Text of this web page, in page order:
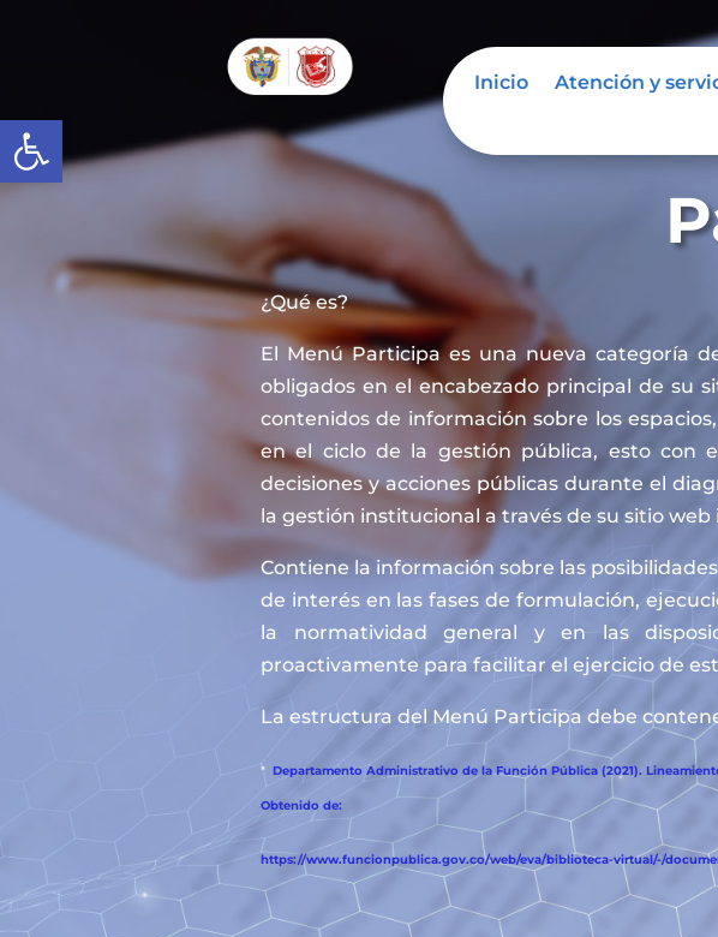
Abrir barra de herramientas
Inicio Atención y
¿Qué es?
El Menú Participa es una nueva categoría
obligados en el encabezado principal de su
contenidos de información sobre los
en el ciclo de la gestión pública, esto con
decisiones y acciones públicas durante el
la gestión institucional a través de su sitio
Contiene la información sobre las
de interés en las fases de formulación,
la normatividad general y en las
proactivamente para facilitar el ejercicio de
La estructura del Menú Participa debe
* Departamento Administrativo de la Función Pública (2021).
Obtenido de:
https://www.funcionpublica.gov.co/web/eva/biblioteca-virtual/-/